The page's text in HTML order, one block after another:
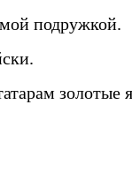
подружкой.
золотые